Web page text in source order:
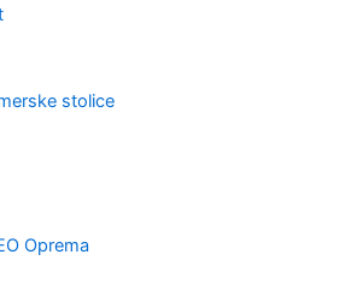
stolice
Oprema